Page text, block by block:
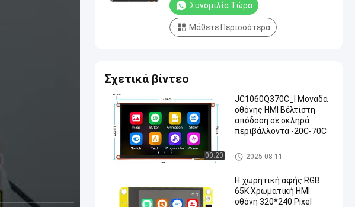
Συνομιλία Τώρα
Μάθετε Περισσότερα
Σχετικά βίντεο
00:20
JC1060Q370C_I Μονάδα
οθόνης HMI Βέλτιστη
απόδοση σε σκληρά
περιβάλλοντα -20C-70C
Ενότητα επίδειξης HMI
2025-08-11
Η χωρητική αφής RGB
65K Χρωματική HMI
οθόνη 320*240 Pixel